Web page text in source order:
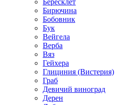
Бересклет
Бирючина
Бобовник
Бук
Вейгела
Верба
Вяз
Гейхера
Глициния (Вистерия)
Граб
Девичий виноград
Дерен